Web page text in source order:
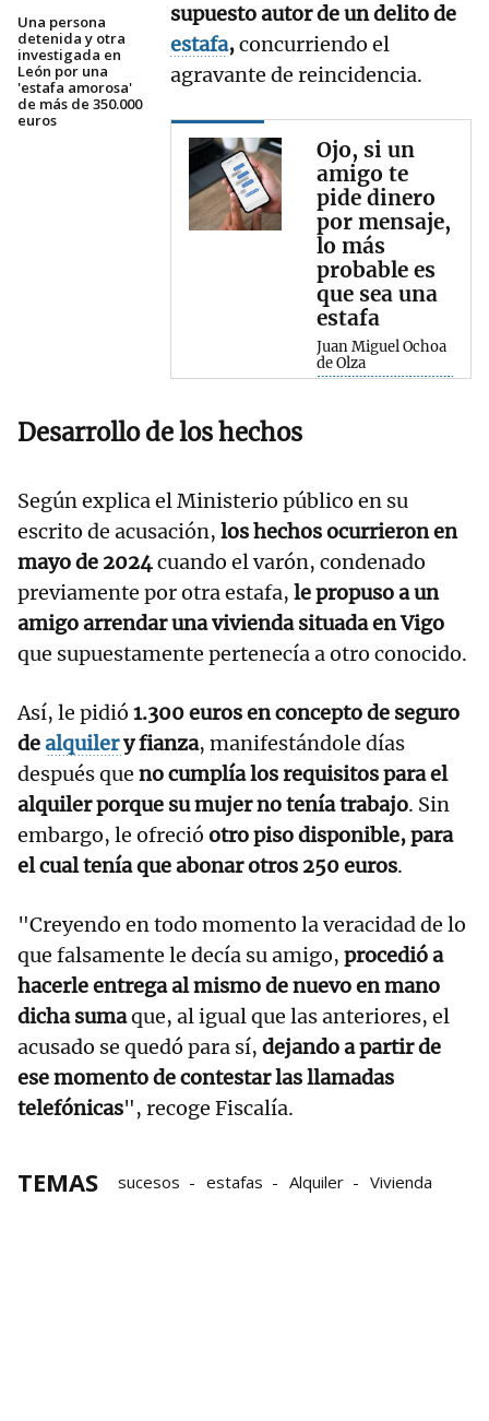
Una persona
detenida y otra
investigada en
León por una
'estafa amorosa'
de más de 350.000
euros
supuesto autor de un delito de
estafa,concurriendo el
agravante de reincidencia.
Ojo, si un
amigo te
pide dinero
por mensaje,
lo más
probable es
que sea una
estafa
Juan Miguel Ochoa
de Olza
Desarrollo de los hechos
Según explica el Ministerio público en su
escrito de acusación, los hechos ocurrieron en
mayo de 2024cuando el varón, condenado
previamente por otra estafa, le propuso a un
amigo arrendar una vivienda situada en Vigo
que supuestamente pertenecía a otro conocido.
Así, le pidió 1.300 euros en concepto de seguro
dealquilery fianza, manifestándole días
después que no cumplía los requisitos para el
alquiler porque su mujer no tenía trabajo. Sin
embargo, le ofreció otro piso disponible, para
el cual tenía que abonar otros 250 euros.
"Creyendo en todo momento la veracidad de lo
que falsamente le decía su amigo, procedió a
hacerle entrega al mismo de nuevo en mano
dicha sumaque, al igual que las anteriores, el
acusado se quedó para sí, dejando a partir de
ese momento de contestar las llamadas
telefónicas", recoge Fiscalía.
TEMAS sucesos estafas Alquiler Vivienda